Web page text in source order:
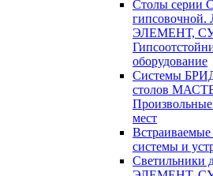
Столы серии
гипсовочной.
ЭЛЕМЕНТ,
оборудование
Системы
столов
мест
системы и
Светильники